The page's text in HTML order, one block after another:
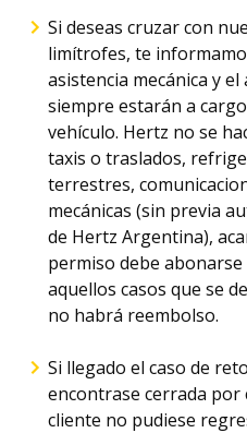
Si deseas cruzar con
limítrofes, te
asistencia mecánica y
siempre estarán a
vehículo. Hertz no se
⁠taxis o traslados,
terrestres,
mecánicas (sin previa
de Hertz Argentina),
permiso debe
aquellos casos que se
no habrá reembolso.
Si llegado el caso de
encontrase cerrada por
cliente no pudiese